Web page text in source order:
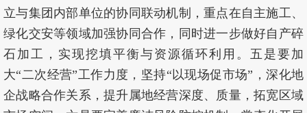
立与集团内部单位的协同联动机制，重点在自主施工、
绿化交安等领域加强协同合作，同时进一步做好自产碎
石加工，实现挖填平衡与资源循环利用。五是要加
大“二次经营”工作力度，坚持“以现场促市场”，深化地
企战略合作关系，提升属地经营深度、质量，拓宽区域